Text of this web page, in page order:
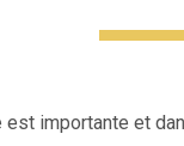
importante et